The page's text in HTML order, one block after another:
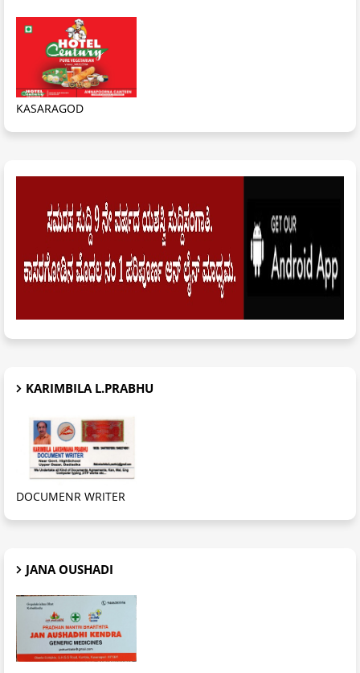
KASARAGOD
KARIMBILA L.PRABHU
DOCUMENR WRITER
JANA OUSHADI